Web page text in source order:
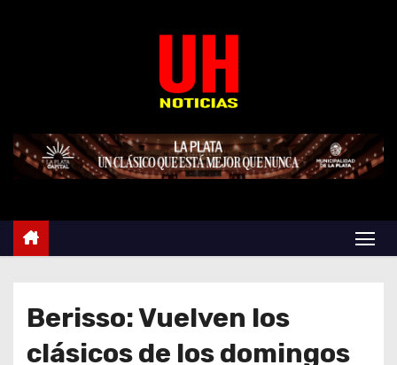
e
Berisso: Vuelven los
clásicos de los domingos